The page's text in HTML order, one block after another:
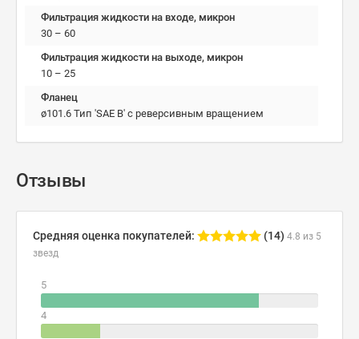
Фильтрация жидкости на входе, микрон
30 – 60
Фильтрация жидкости на выходе, микрон
10 – 25
Фланец
ø101.6 Тип 'SAE B' с реверсивным вращением
Отзывы
Средняя оценка покупателей: (14) 4.8 из 5
звезд
5
4